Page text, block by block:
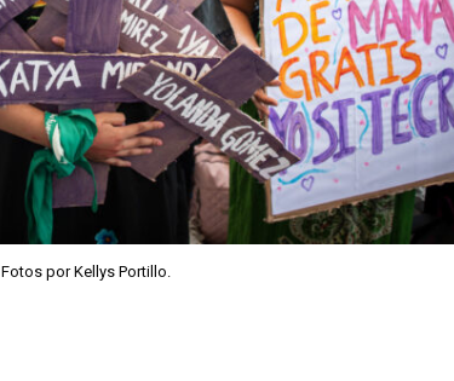
Fotos por Kellys Portillo.